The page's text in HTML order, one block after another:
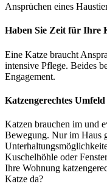
Ansprüchen eines
Haben Sie Zeit für Ihre
Eine Katze braucht
intensive Pflege. Beides
Engagement.
Katzengerechtes Umfeld
Katzen brauchen im und
Bewegung. Nur im Haus
Kuschelhöhle oder
Ihre Wohnung
Katze da?